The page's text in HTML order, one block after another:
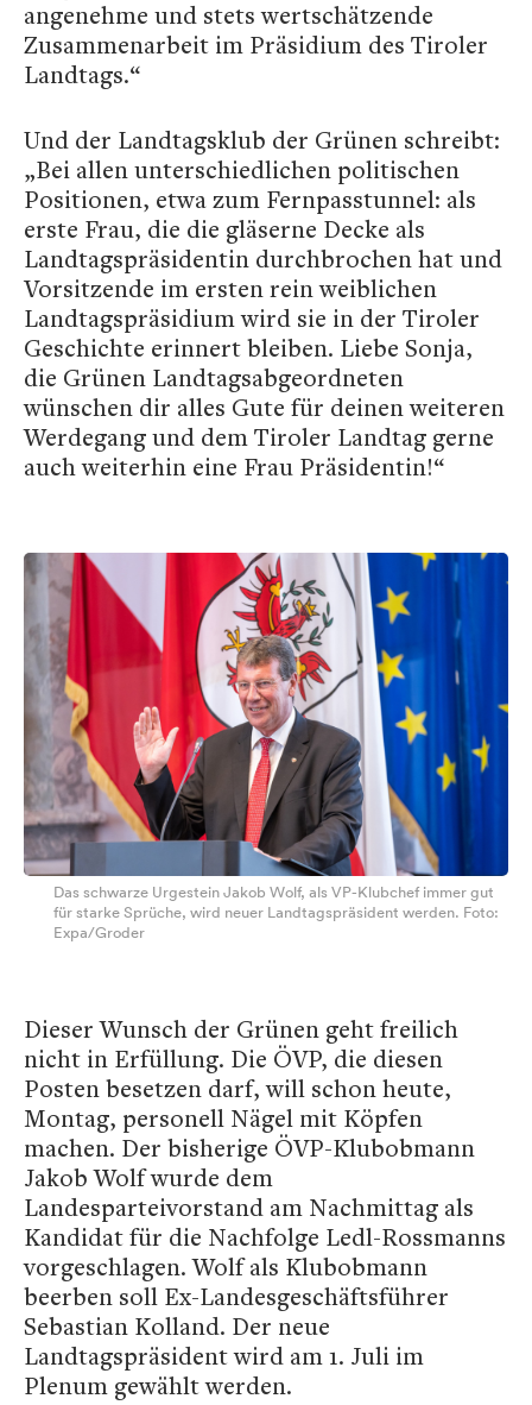
angenehme und stets wertschätzende
Zusammenarbeit im Präsidium des Tiroler
Landtags.“
Und der Landtagsklub der Grünen schreibt:
„Bei allen unterschiedlichen politischen
Positionen, etwa zum Fernpasstunnel: als
erste Frau, die die gläserne Decke als
Landtagspräsidentin durchbrochen hat und
Vorsitzende im ersten rein weiblichen
Landtagspräsidium wird sie in der Tiroler
Geschichte erinnert bleiben. Liebe Sonja,
die Grünen Landtagsabgeordneten
wünschen dir alles Gute für deinen weiteren
Werdegang und dem Tiroler Landtag gerne
auch weiterhin eine Frau Präsidentin!“
Das schwarze Urgestein Jakob Wolf, als VP-Klubchef immer gut
für starke Sprüche, wird neuer Landtagspräsident werden. Foto:
Expa/Groder
Dieser Wunsch der Grünen geht freilich
nicht in Erfüllung. Die ÖVP, die diesen
Posten besetzen darf, will schon heute,
Montag, personell Nägel mit Köpfen
machen. Der bisherige ÖVP-Klubobmann
Jakob Wolf wurde dem
Landesparteivorstand am Nachmittag als
Kandidat für die Nachfolge Ledl-Rossmanns
vorgeschlagen. Wolf als Klubobmann
beerben soll Ex-Landesgeschäftsführer
Sebastian Kolland. Der neue
Landtagspräsident wird am 1. Juli im
Plenum gewählt werden.